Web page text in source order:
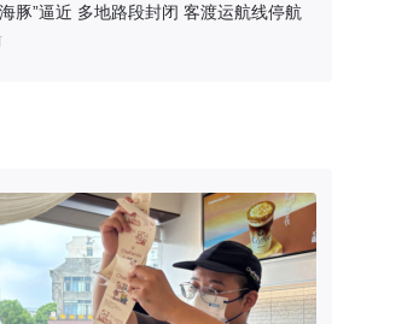
豚”逼近 多地路段封闭 客渡运航线停航